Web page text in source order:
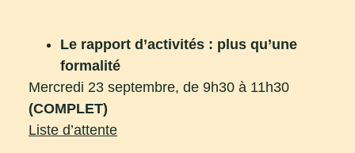
Le rapport d’activités : plus qu’une
formalité
Mercredi 23 septembre, de 9h30 à 11h30
(COMPLET)
Liste d’attente